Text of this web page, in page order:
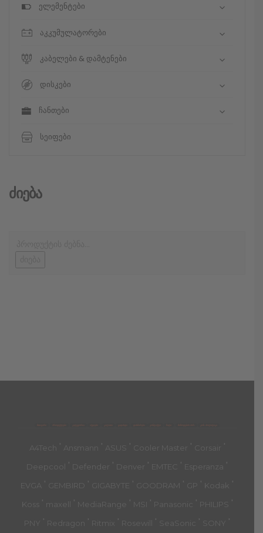
ელემენტები
აკკუმულატორები
კაბელები & დამტენები
დისკები
ჩანთები
სეიფები
Ძიება
მთავარი კალათა
A4Tech ' Ansmann ' ASUS ' Cooler Master ' Corsair '
Deepcool ' Defender ' Denver ' EMTEC ' Esperanza '
EVGA ' GEMBIRD ' GIGABYTE ' GOODRAM ' GP ' Kodak '
Koss ' maxell ' MediaRange ' MSI ' Panasonic ' PHILIPS '
PNY ' Redragon ' Ritmix ' Rosewill ' SeaSonic ' SONY '